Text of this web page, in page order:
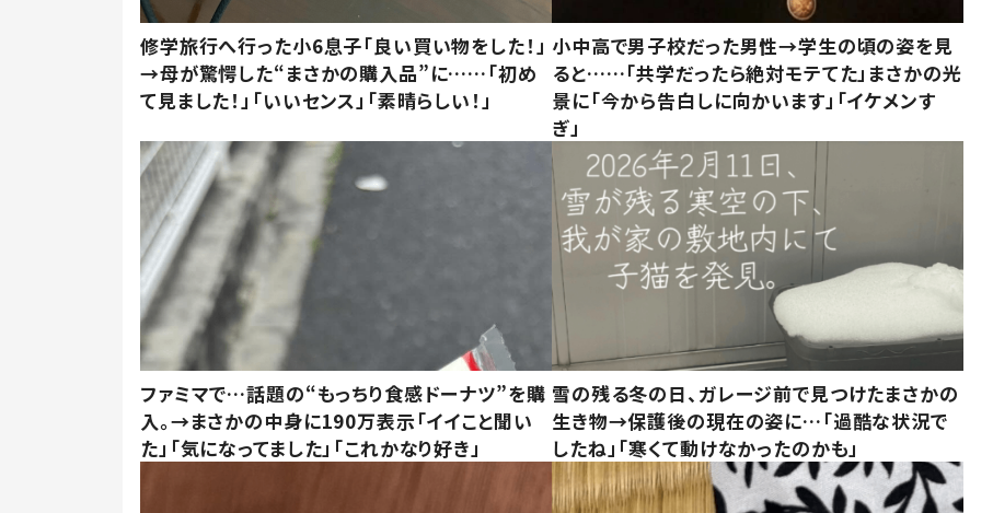
修学旅行へ行った小6息子「良い買い物をした！」
→母が驚愕した“まさかの購入品”に……「初め
て見ました！」「いいセンス」「素晴らしい！」
小中高で男子校だった男性→学生の頃の姿を見
ると……「共学だったら絶対モテてた」まさかの光
景に「今から告白しに向かいます」「イケメンす
ぎ」
ファミマで…話題の“もっちり食感ドーナツ”を購
入。→まさかの中身に190万表示「イイこと聞い
た」「気になってました」「これかなり好き」
雪の残る冬の日、ガレージ前で見つけたまさかの
生き物→保護後の現在の姿に…「過酷な状況で
したね」「寒くて動けなかったのかも」